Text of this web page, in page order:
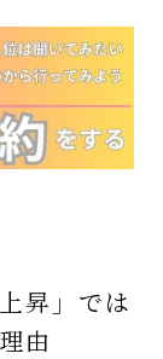
昇」では
由